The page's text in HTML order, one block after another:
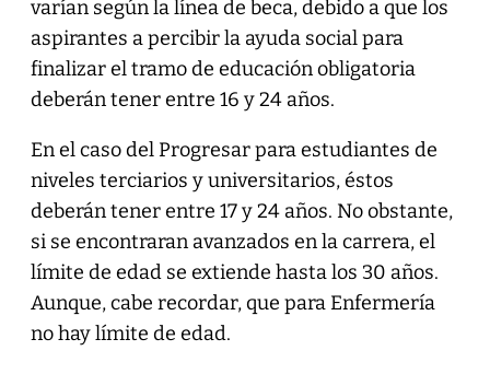
varían según la línea de beca, debido a que los
aspirantes a percibir la ayuda social para
finalizar el tramo de educación obligatoria
deberán tener entre 16 y 24 años.
En el caso del Progresar para estudiantes de
niveles terciarios y universitarios, éstos
deberán tener entre 17 y 24 años. No obstante,
si se encontraran avanzados en la carrera, el
límite de edad se extiende hasta los 30 años.
Aunque, cabe recordar, que para Enfermería
no hay límite de edad.